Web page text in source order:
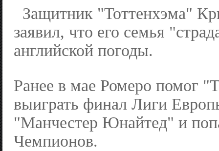
Защитник "Тоттенхэма"
заявил, что его семья
английской погоды.
Ранее в мае Ромеро помог
выиграть финал Лиги
"Манчестер Юнайтед" и
Чемпионов.